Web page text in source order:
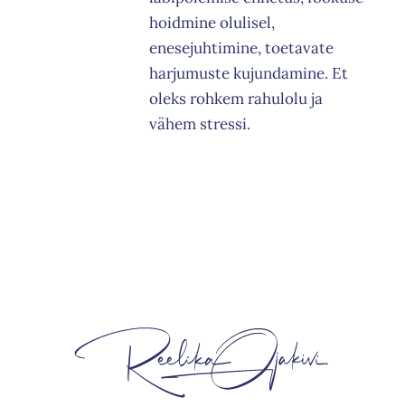
hoidmine olulisel,
enesejuhtimine, toetavate
harjumuste kujundamine. Et
oleks rohkem rahulolu ja
vähem stressi.